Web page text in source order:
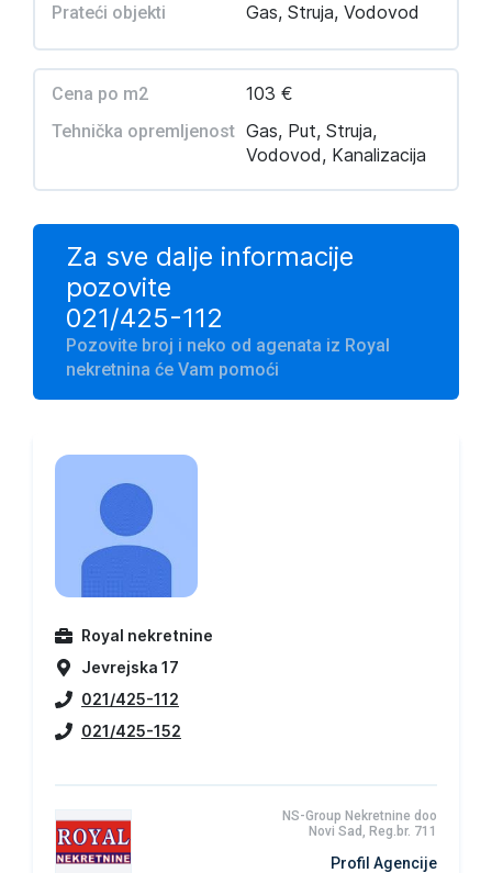
Prateći objekti Gas, Struja, Vodovod
Cena po m2 103 €
Tehnička opremljenost Gas, Put, Struja,
Vodovod, Kanalizacija
Za sve dalje informacije
pozovite
021/425-112
Pozovite broj i neko od agenata iz Royal
nekretnina će Vam pomoći
Royal nekretnine
Jevrejska 17
021/425-112
021/425-152
NS-Group Nekretnine doo
Novi Sad, Reg.br. 711
Profil Agencije